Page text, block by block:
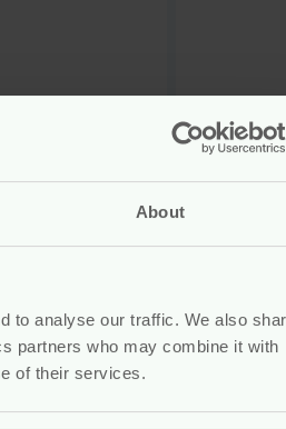
About
to analyse our traffic. We also
partners who may combine it with
of their services.
Sonett